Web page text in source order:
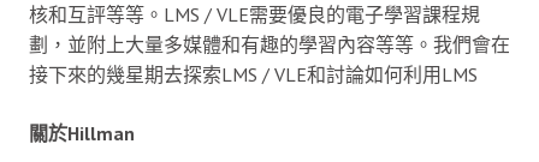
核和互評等等。LMS / VLE需要優良的電子學習課程規
劃，並附上大量多媒體和有趣的學習內容等等。我們會在
接下來的幾星期去探索LMS / VLE和討論如何利用LMS
關於Hillman